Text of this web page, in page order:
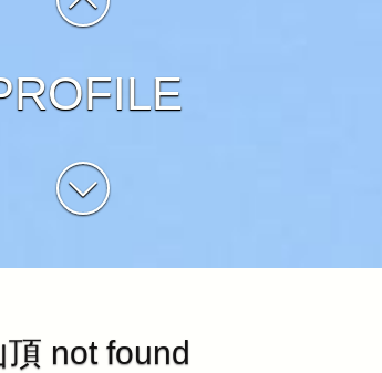
頂 not found